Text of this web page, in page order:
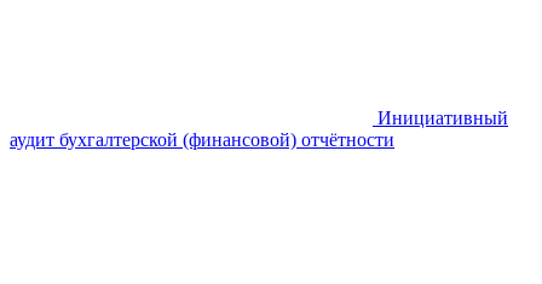
Инициативный
аудит бухгалтерской (финансовой) отчётности